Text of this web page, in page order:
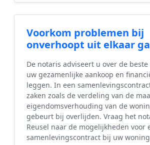
Voorkom problemen bij
onverhoopt uit elkaar
De notaris adviseert u over de
uw gezamenlijke aankoop en
leggen. In een
zaken zoals de verdeling van de
eigendomsverhouding van de
gebeurt bij overlijden. Vraag het
Reusel naar de mogelijkheden voor
samenlevingscontract bij uw